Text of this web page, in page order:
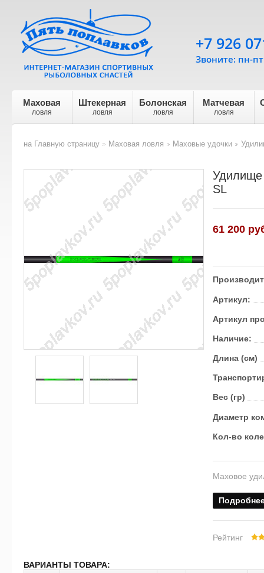
Маховая
ловля
Штекерная
ловля
Болонская
ловля
Матчевая
ловля
+7 926
Звоните: пн-
на Главную страницу
Маховая ловля
Маховые удочки
Удилище
SL
61 200
Артикул:
Артикул
Наличие:
Длина (см)
Вес (гр)
Диаметр
Кол-во
Маховое
Рейтинг
ВАРИАНТЫ ТОВАРА: